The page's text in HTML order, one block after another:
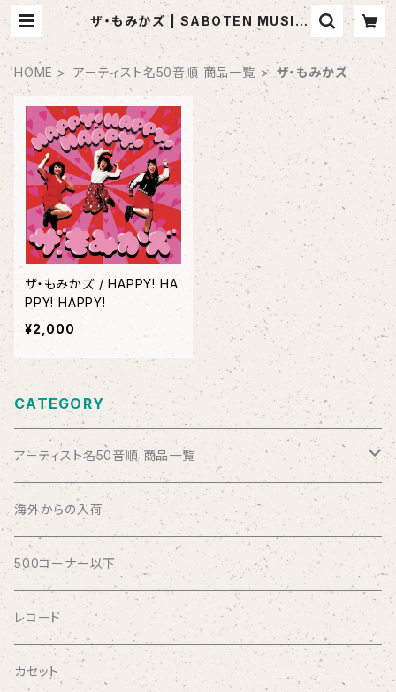
ザ・もみかズ | SABOTEN MUSIC
(セレクトCDショップ)
HOME アーティスト名50音順 商品一覧 ザ・もみかズ
ザ・もみかズ / HAPPY! HA
PPY! HAPPY!
¥2,000
CATEGORY
アーティスト名50音順 商品一覧
ABSOLUTE LOSERS
AFRICA
AGU
AIRCRAFT
海外からの入荷
500コーナー以下
レコード
カセット